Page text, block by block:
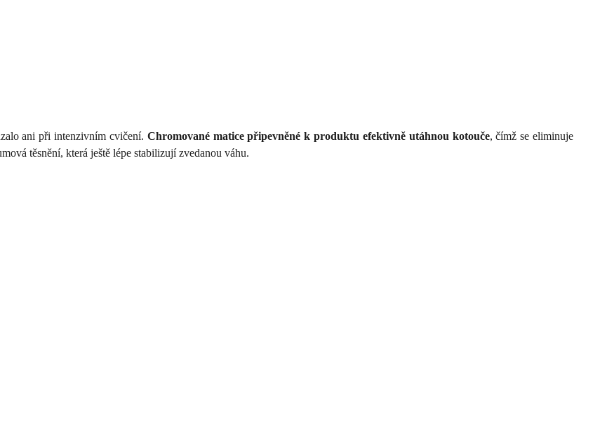
ani při intenzivním cvičení. Chromované matice připevněné k produktu efektivně utáhnou kotouče, čímž se eliminuje
těsnění, která ještě lépe stabilizují zvedanou váhu.